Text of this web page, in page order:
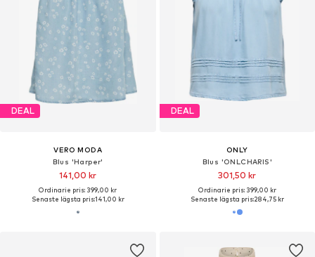
DEAL
VERO MODA
Blus 'Harper'
141,00 kr
Ordinarie pris: 399,00 kr
Senaste lägsta pris:141,00 kr
DEAL
ONLY
Blus 'ONLCHARIS'
301,50 kr
Ordinarie pris: 399,00 kr
Senaste lägsta pris:284,75 kr